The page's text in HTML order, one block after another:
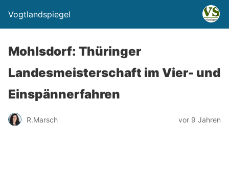
Vogtlandspiegel
Mohlsdorf: Thüringer
Landesmeisterschaft im Vier- und
Einspännerfahren
R.Marsch vor 9 Jahren